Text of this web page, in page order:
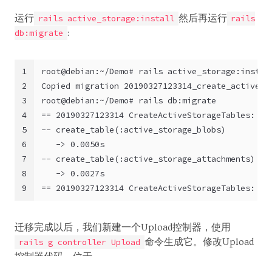
运行 rails active_storage:install 然后再运行 rails
db:migrate :
1
2
3
4
5
6
7
8
9
root@debian:~/Demo# rails
Copied migration
root@debian:~/Demo# rails db:migrate
== 20190327123314 CreateActiveStorageTables:
-- create_table(:active_storage_blobs)
   -> 0.0050s
-- create_table(:active_storage_attachments)
   -> 0.0027s
== 20190327123314 CreateActiveStorageTables:
迁移完成以后，我们新建一个Upload控制器，使用
rails g controller Upload 命令生成它。修改Upload